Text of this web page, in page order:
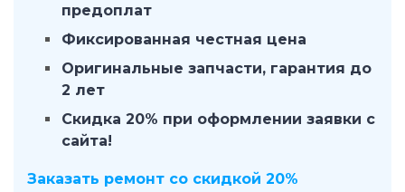
предоплат
Фиксированная честная цена
Оригинальные запчасти, гарантия до
2 лет
Скидка 20% при оформлении заявки с
сайта!
Заказать ремонт со скидкой 20%